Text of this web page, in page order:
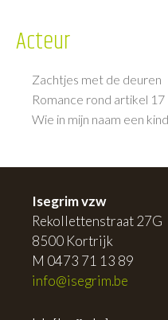
Acteur
Zachtjes met de deuren
Romance rond artikel 17
Wie in mijn naam een
Isegrim vzw
Rekollettenstraat 27G
8500 Kortrijk
M 0473 71 13 89
info@isegrim.be